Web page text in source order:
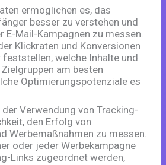
ermöglichen es, das
besser zu verstehen und
E-Mail-Kampagnen zu messen.
Klickraten und Konversionen
welche Inhalte und
am besten
Optimierungspotenziale es
Verwendung von Tracking-
den Erfolg von
Werbemaßnahmen zu messen.
oder jeder Werbekampagne
Links zugeordnet werden,